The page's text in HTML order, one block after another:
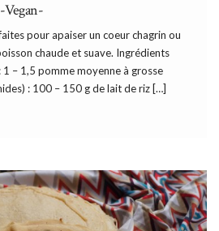
pour apaiser un coeur chagrin ou
chaude et suave. Ingrédients
– 1,5 pomme moyenne à grosse
: 100 – 150 g de lait de riz […]